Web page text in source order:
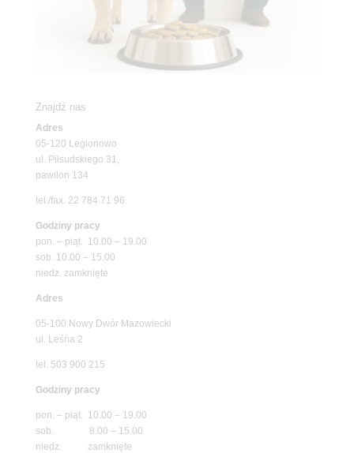
Znajdź nas
Adres
05-120 Legionowo
ul. Piłsudskiego 31,
pawilon 134
tel./fax. 22 784 71 96
Godziny pracy
pon. – piąt. 10.00 – 19.00
sob. 10.00 – 15.00
niedz. zamknięte
Adres
05-100 Nowy Dwór Mazowiecki
ul. Leśna 2
tel. 503 900 215
Godziny pracy
pon. – piąt. 10.00 – 19.00
sob. 8.00 – 15.00
niedz. zamknięte